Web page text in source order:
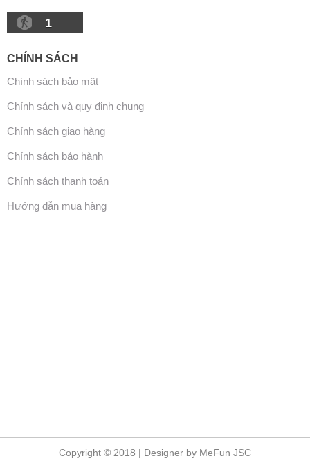
1
CHÍNH SÁCH
Chính sách bảo mật
Chính sách và quy định chung
Chính sách giao hàng
Chính sách bảo hành
Chính sách thanh toán
Hướng dẫn mua hàng
Copyright © 2018 | Designer by MeFun JSC